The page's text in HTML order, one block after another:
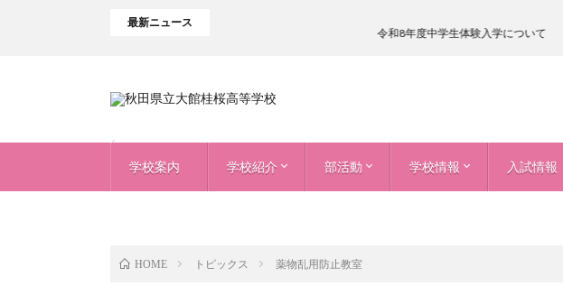
学校案内 学校紹介 部活動 学校情報 入試情報
最新ニュース
令和8年度中学生体験入学について
HOME トピックス 薬物乱用防止教室